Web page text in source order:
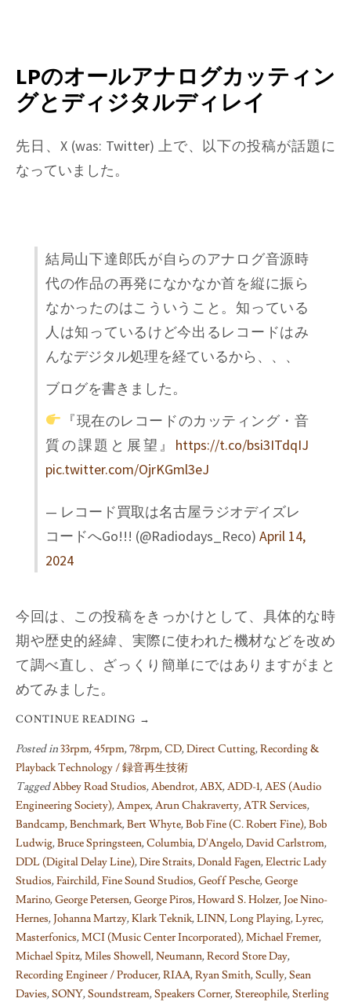
learned
on
Phono
curves,
Pt.
25
LPのオールアナログカッティン
グとディジタルディレイ
先日、X (was: Twitter) 上で、以下の投稿が話題に
なっていました。
結局山下達郎氏が自らのアナログ音源時
代の作品の再発になかなか首を縦に振ら
なかったのはこういうこと。知っている
人は知っているけど今出るレコードはみ
んなデジタル処理を経ているから、、、
ブログを書きました。
『現在のレコードのカッティング・音
質の課題と展望』 https://t.co/bsi3ITdqIJ
pic.twitter.com/OjrKGml3eJ
— レコード買取は名古屋ラジオデイズレ
コードへGo!!! (@Radiodays_Reco) April 14,
2024
今回は、この投稿をきっかけとして、具体的な時
期や歴史的経緯、実際に使われた機材などを改め
て調べ直し、ざっくり簡単にではありますがまと
めてみました。
CONTINUE READING →
Posted in33rpm,45rpm,78rpm,CD,Direct Cutting,Recording &
Playback Technology / 録音再生技術
TaggedAbbey Road Studios,Abendrot,ABX,ADD-1,AES (Audio
Engineering Society),Ampex,Arun Chakraverty,ATR Services,
Bandcamp,Benchmark,Bert Whyte,Bob Fine (C. Robert Fine),Bob
Ludwig,Bruce Springsteen,Columbia,D'Angelo,David Carlstrom,
DDL (Digital Delay Line),Dire Straits,Donald Fagen,Electric Lady
Studios,Fairchild,Fine Sound Studios,Geoff Pesche,George
Marino,George Petersen,George Piros,Howard S. Holzer,Joe Nino-
Hernes,Johanna Martzy,Klark Teknik,LINN,Long Playing,Lyrec,
Masterfonics,MCI (Music Center Incorporated),Michael Fremer,
Michael Spitz,Miles Showell,Neumann,Record Store Day,
Recording Engineer / Producer,RIAA,Ryan Smith,Scully,Sean
Davies,SONY,Soundstream,Speakers Corner,Stereophile,Sterling